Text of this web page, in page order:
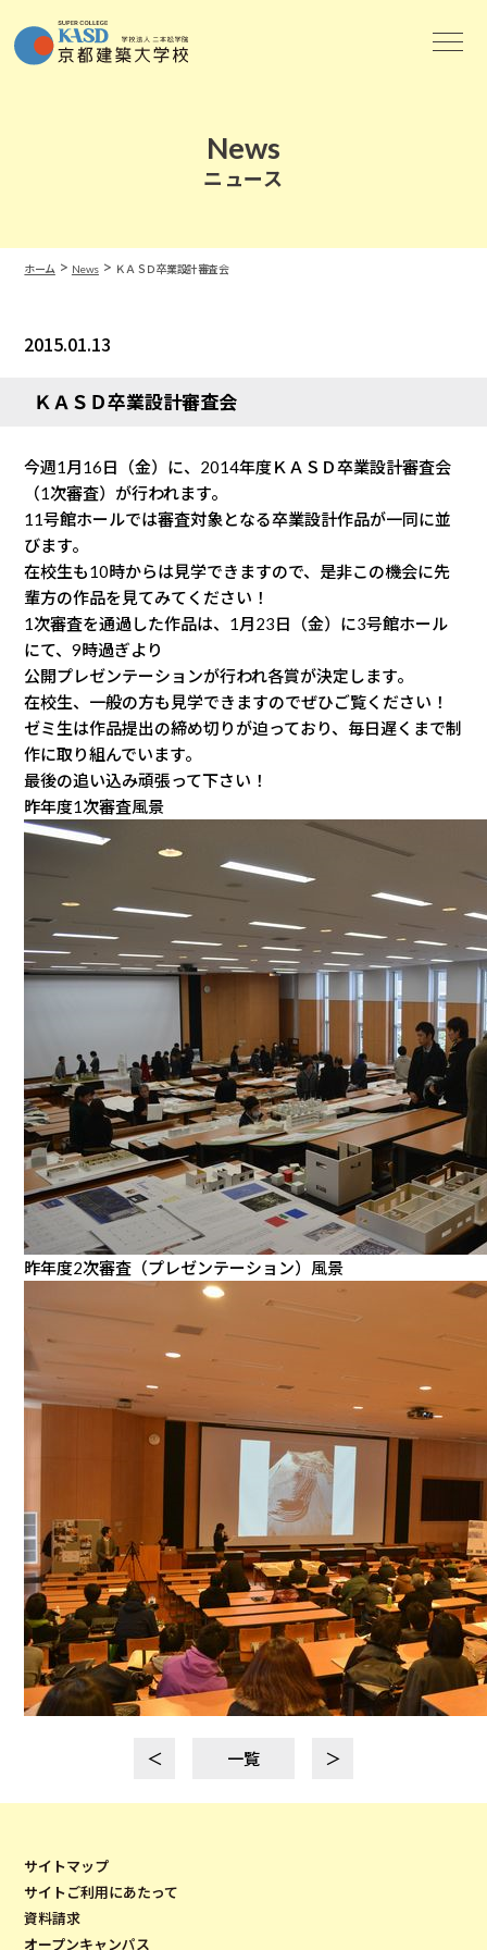
News
ニュース
ホーム > News> ＫＡＳＤ卒業設計審査会
2015.01.13
ＫＡＳＤ卒業設計審査会
今週1月16日（金）に、2014年度ＫＡＳＤ卒業設計審査会
（1次審査）が行われます。
11号館ホールでは審査対象となる卒業設計作品が一同に並
びます。
在校生も10時からは見学できますので、是非この機会に先
輩方の作品を見てみてください！
1次審査を通過した作品は、1月23日（金）に3号館ホール
にて、9時過ぎより
公開プレゼンテーションが行われ各賞が決定します。
在校生、一般の方も見学できますのでぜひご覧ください！
ゼミ生は作品提出の締め切りが迫っており、毎日遅くまで制
作に取り組んでいます。
最後の追い込み頑張って下さい！
昨年度1次審査風景
昨年度2次審査（プレゼンテーション）風景
＜ 一覧 ＞
サイトマップ
サイトご利用にあたって
資料請求
オープンキャンパス